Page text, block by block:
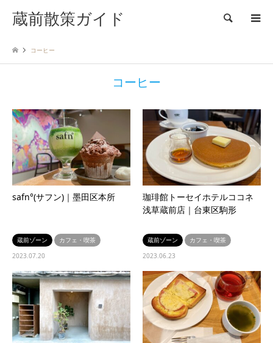
蔵前散策ガイド 検索
コーヒー
コーヒー
safn°(サフン)｜墨田区本所
蔵前ゾーン
カフェ・喫茶
2023.07.20
珈琲館トーセイホテルココネ
浅草蔵前店｜台東区駒形
蔵前ゾーン
カフェ・喫茶
2023.06.23